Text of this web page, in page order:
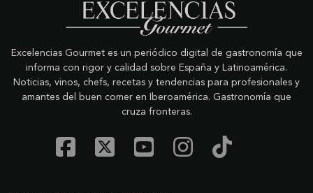
Excelencias Gourmet es un periódico digital de gastronomía que
informa con rigor y calidad sobre España y Latinoamérica.
Noticias, vinos, chefs, recetas y tendencias para profesionales y
amantes del buen comer en Iberoamérica. Gastronomía que
cruza fronteras.